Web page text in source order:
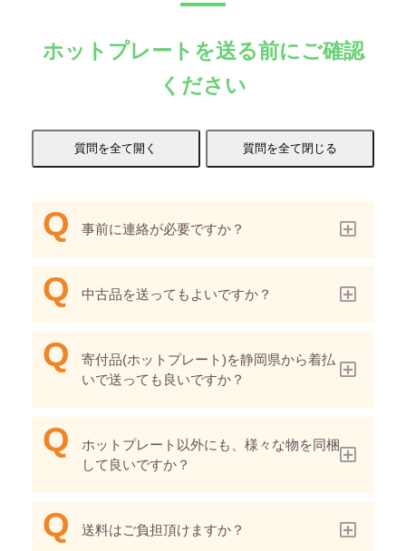
ホットプレートを送る前にご確認
ください
事前に連絡が必要ですか？
中古品を送ってもよいですか？
寄付品(ホットプレート)を静岡県から着払
いで送っても良いですか？
ホットプレート以外にも、様々な物を同梱
して良いですか？
送料はご負担頂けますか？